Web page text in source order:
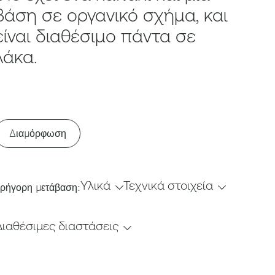
σε οργανικό σχήμα, και
διαθέσιμο πάντα σε
Διαμόρφωση
μετάβαση:Υλικά Τεχνικά στοιχεία
διαστάσεις